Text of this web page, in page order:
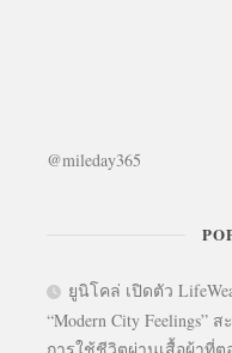
@mileday365
ยูนิโคล่ เปิดตัว
“Modern City